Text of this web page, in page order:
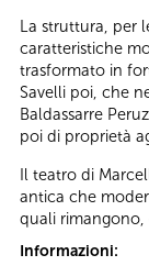
La struttura, per
caratteristiche
trasformato in
Savelli poi, che
Baldassarre
poi di proprietà
Il teatro di
antica che
quali rimangono,
Informazioni: